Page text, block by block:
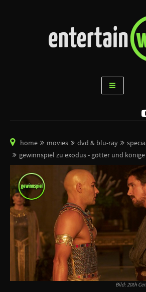
home movies dvd & blu-ray
gewinnspiel zu exodus - götter und könige
Bild: 20th